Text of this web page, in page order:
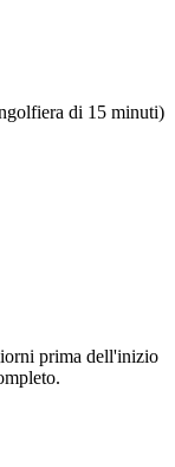
di 15 minuti)
prima dell'inizio